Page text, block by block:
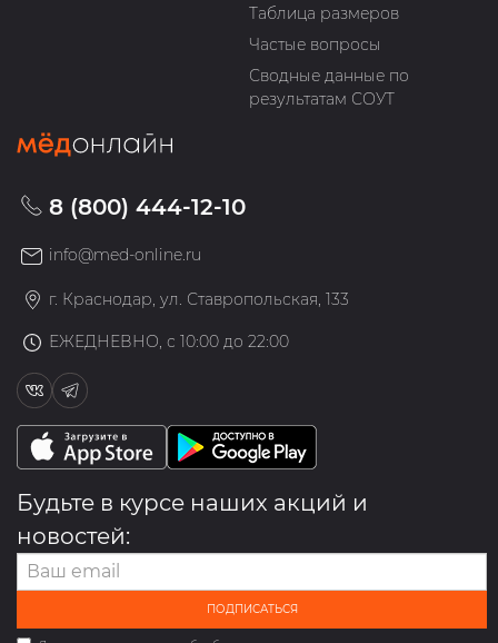
Таблица размеров
Частые вопросы
Сводные данные по
результатам СОУТ
8 (800) 444-12-10
info@med-online.ru
г. Краснодар, ул. Ставропольская, 133
ЕЖЕДНЕВНО, с 10:00 до 22:00
Будьте в курсе наших акций и
новостей:
ПОДПИСАТЬСЯ